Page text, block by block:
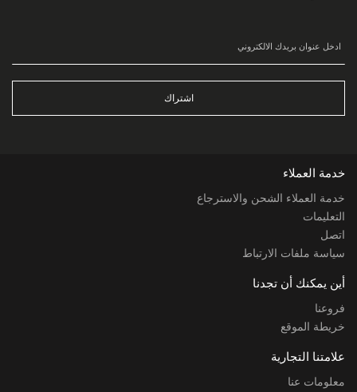
اشتراك
خدمة العملاء
خدمة العملاء الشحن والاسترجاع
التعليمات
اتصل
سياسة ملفات الارتباط
أين يمكنك أن تجدنا
فروعنا
خريطة الموقع
علامتنا التجارية
معلومات عنا